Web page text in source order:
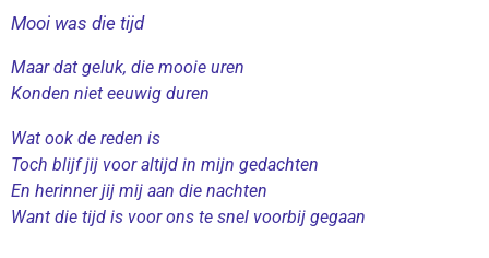
Mooi was die tijd
Maar dat geluk, die mooie uren
Konden niet eeuwig duren
Wat ook de reden is
Toch blijf jij voor altijd in mijn gedachten
En herinner jij mij aan die nachten
Want die tijd is voor ons te snel voorbij gegaan